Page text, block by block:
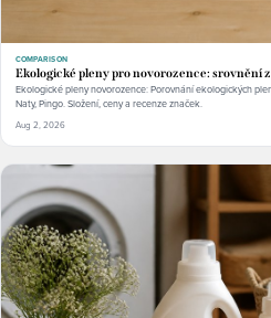
COMPARISON
Ekologické pleny pro novorozence: srovnění
Ekologické pleny novorozence: Porovnání ekologických
Naty, Pingo. Složení, ceny a recenze značek.
Aug 2, 2026